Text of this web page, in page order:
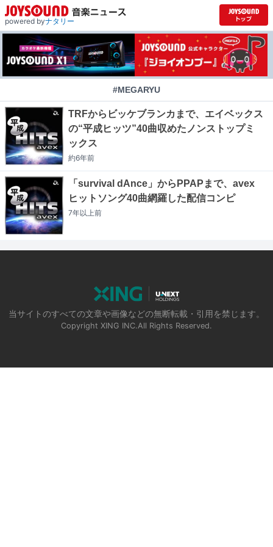
powered byナタリー
#MEGARYU
TRFからビッケブランカまで、エイベックス
の“平成ヒッツ”40曲収めたノンストップミ
ックス
約6年前
「survival dAnce」からPPAPまで、avex
ヒットソング40曲網羅した配信コンピ
7年以上前
当サイトのすべての文章や画像などの無断転載・引用を禁じます。
Copyright XING INC.All Rights Reserved.